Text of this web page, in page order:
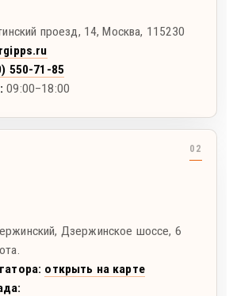
проезд, 14,Москва, 115230
550-71-85
09:00–18:00
, Дзержинское шоссе, 6
открыть на карте